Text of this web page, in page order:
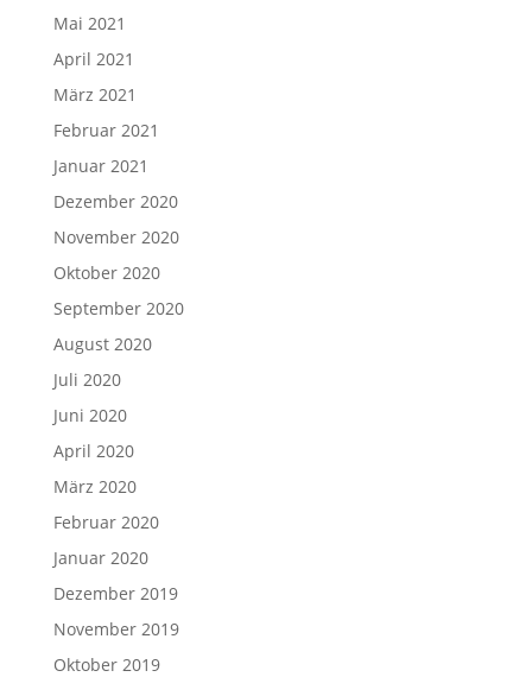
Mai 2021
April 2021
März 2021
Februar 2021
Januar 2021
Dezember 2020
November 2020
Oktober 2020
September 2020
August 2020
Juli 2020
Juni 2020
April 2020
März 2020
Februar 2020
Januar 2020
Dezember 2019
November 2019
Oktober 2019